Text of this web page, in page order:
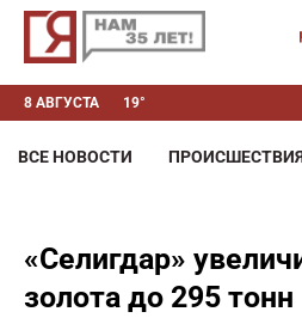
8 АВГУСТА 19°
ВСЕ НОВОСТИ
«Селигдар»
золота до 295 тонн